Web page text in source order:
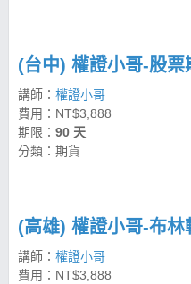
(台中) 權證小哥-股票
講師： 權證小哥
費用：NT$3,888
期限： 90 天
分類：期貨
(高雄) 權證小哥-布林
講師： 權證小哥
費用：NT$3,888